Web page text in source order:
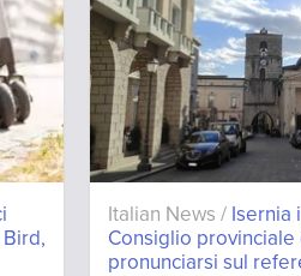
Italian News / Isernia
Consiglio provinciale
pronunciarsi sul